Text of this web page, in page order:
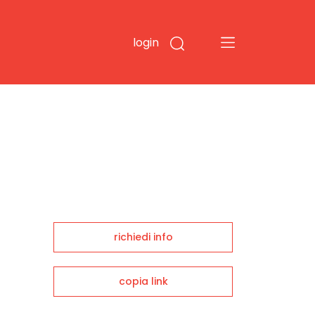
login
richiedi info
copia link